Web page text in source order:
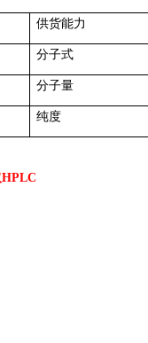
供货能力
分子式
分子量
纯度
HPLC